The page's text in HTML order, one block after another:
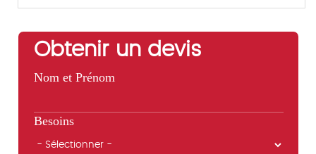
Obtenir un devis
Nom et Prénom
Besoins